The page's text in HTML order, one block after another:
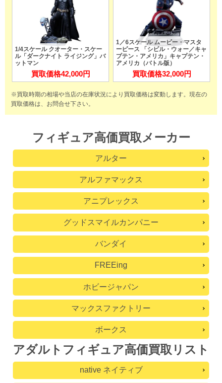
1/4スケール クオーター・スケー
ル「ダークナイト ライジング」バ
ットマン
買取価格42,000円
1／6スケール ムービー・マスタ
ーピース 「シビル・ウォー／キャ
プテン・アメリカ」キャプテン・
アメリカ（バトル版）
買取価格32,000円
※買取時期の相場や当店の在庫状況により買取価格は変動します。 現在の
買取価格は、お問合せ下さい。
フィギュア高価買取メーカー
アルター
アルファマックス
アニプレックス
グッドスマイルカンパニー
バンダイ
FREEing
ホビージャパン
マックスファクトリー
ボークス
アダルトフィギュア高価買取リスト
native ネイティブ